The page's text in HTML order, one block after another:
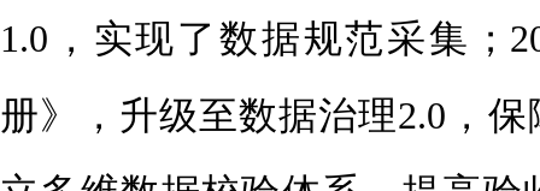
1.0，实现了数据规范采集；
册》，升级至数据治理2.0，